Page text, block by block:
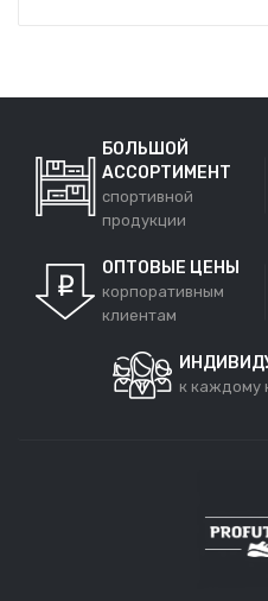
БОЛЬШОЙ
АССОРТИМЕНТ
спортивной
продукции
ОПТОВЫЕ ЦЕНЫ
корпоративным
клиентам
к каждому